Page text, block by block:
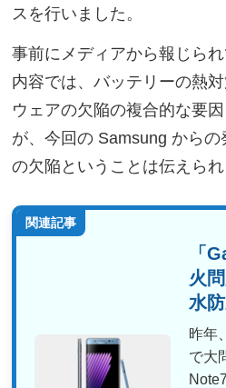
スを行いました。
事前にメディアから報じら
内容では、バッテリーの熱
ウェアの欠陥の複合的な要
が、今回の Samsung から
の欠陥ということは伝えられ
関連記事
「
火
水
昨年
で大